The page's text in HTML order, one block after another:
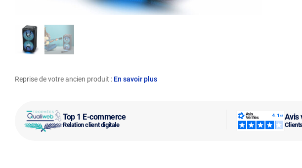
Top 1 E-commerce
Relation client digitale
Avis
Reprise de votre ancien produit : En savoir plus